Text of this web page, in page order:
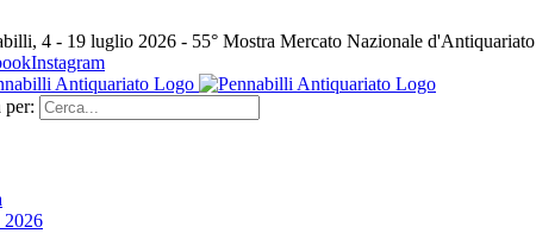
4 - 19 luglio 2026 - 55° Mostra Mercato Nazionale d'Antiquariato
Instagram
per:
2026